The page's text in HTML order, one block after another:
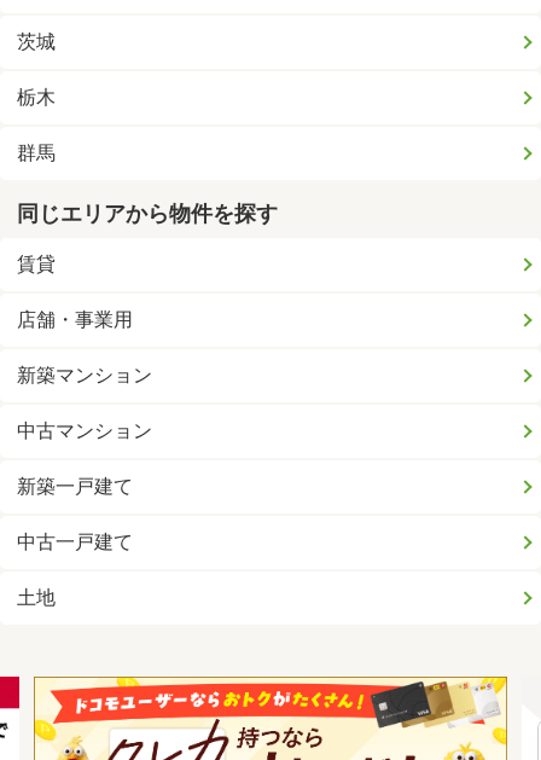
茨城
栃木
群馬
同じエリアから物件を探す
賃貸
店舗・事業用
新築マンション
中古マンション
新築一戸建て
中古一戸建て
土地